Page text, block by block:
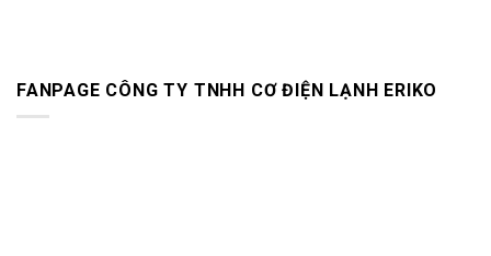
FANPAGE CÔNG TY TNHH CƠ ĐIỆN LẠNH ERIKO